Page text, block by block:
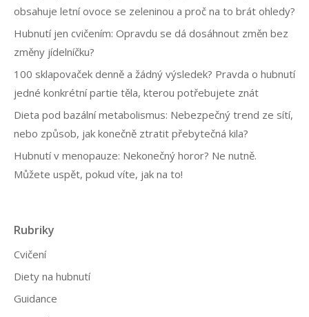
obsahuje letní ovoce se zeleninou a proč na to brát ohledy?
Hubnutí jen cvičením: Opravdu se dá dosáhnout změn bez
změny jídelníčku?
100 sklapovaček denně a žádný výsledek? Pravda o hubnutí
jedné konkrétní partie těla, kterou potřebujete znát
Dieta pod bazální metabolismus: Nebezpečný trend ze sítí,
nebo způsob, jak konečně ztratit přebytečná kila?
Hubnutí v menopauze: Nekonečný horor? Ne nutně.
Můžete uspět, pokud víte, jak na to!
Rubriky
Cvičení
Diety na hubnutí
Guidance